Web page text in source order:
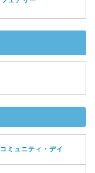
コミュニティ・デイ